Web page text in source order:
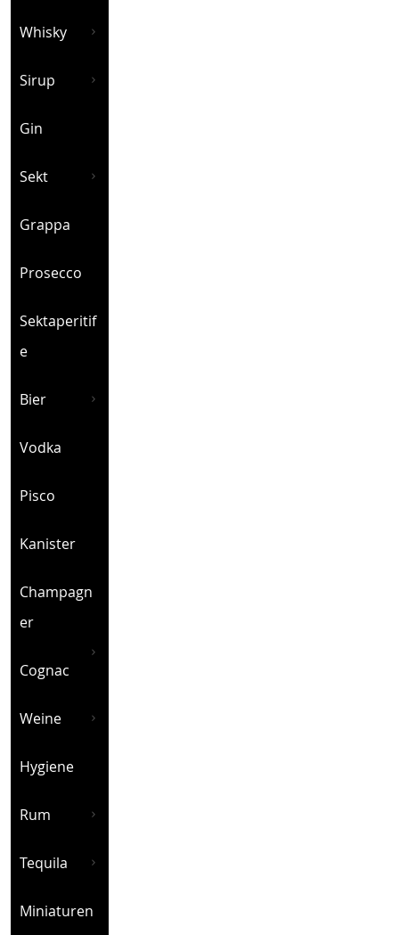
Whisky
Sirup
Gin
Sekt
Grappa
Prosecco
Sektaperitif
e
Bier
Vodka
Pisco
Kanister
Champagn
er
Cognac
Weine
Hygiene
Rum
Tequila
Miniaturen